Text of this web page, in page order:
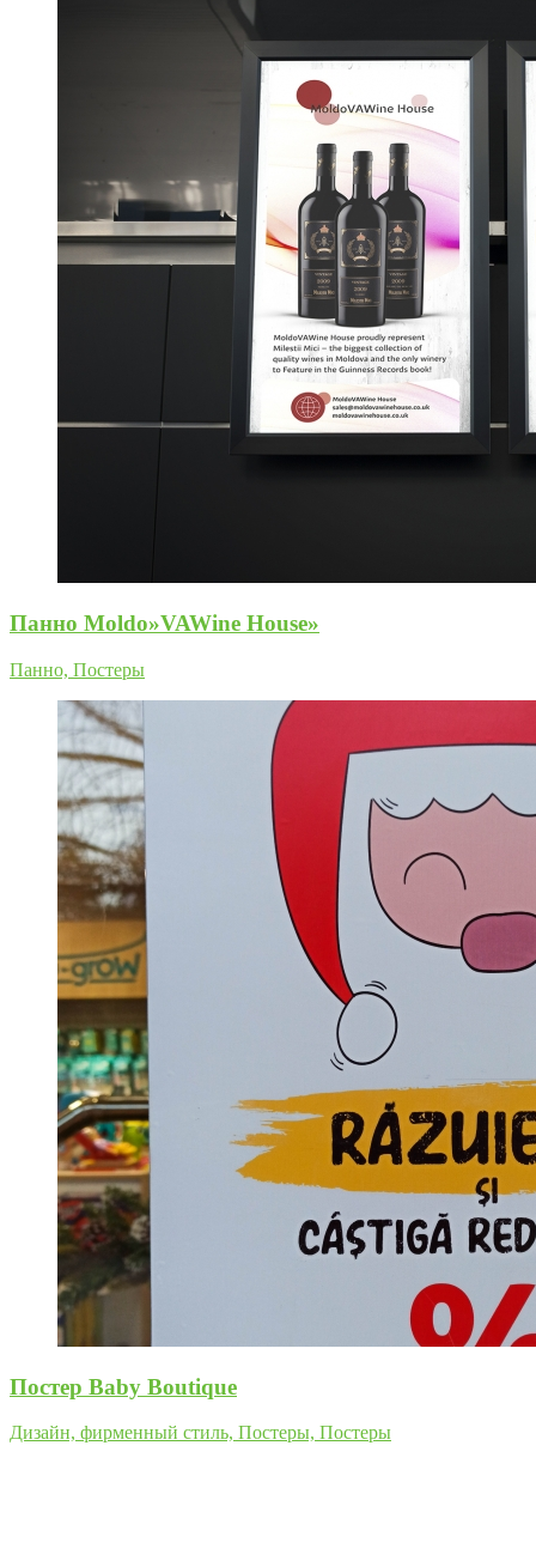
Панно Moldo»VAWine House»
Панно, Постеры
Постер Baby Boutique
Дизайн, фирменный стиль, Постеры, Постеры